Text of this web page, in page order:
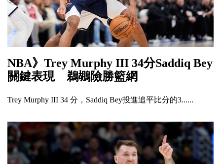
NBA》Trey Murphy III 34分Saddiq Bey
關鍵表現 鵜鶘險勝籃網
Trey Murphy III 34 分，Saddiq Bey投進追平比分的3......